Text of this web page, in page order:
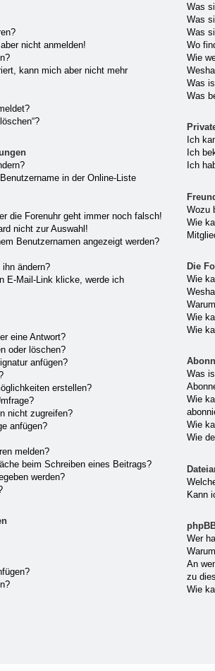
nicht anmelden!
kann mich aber nicht mehr
in der Online-Liste
die Forenuhr geht immer noch falsch!
nicht zur Auswahl!
Benutzernamen angezeigt werden?
ändern?
E-Mail-Link klicke, werde ich
eine Antwort?
oder löschen?
anfügen?
erstellen?
nicht zugreifen?
anfügen?
melden?
beim Schreiben eines Beitrags?
werden?
Was
Was
Was
Wo
Wie
Was
Was
Ich
Ich
Ich
Wozu
Wie
Die
Wie
Wie
Wie
Was
Wie
Wie
Wie
Kann
Wer
An
zu
Wie